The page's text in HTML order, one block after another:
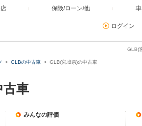
保険/ローン/他
ログイン
GLB(
GLBの中古車 GLB(宮城県)の中古車
車
みんなの評価